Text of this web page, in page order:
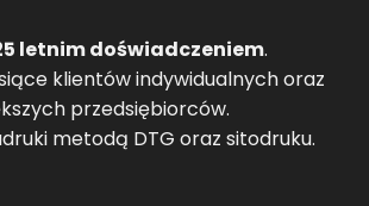
letnim doświadczeniem.
klientów indywidualnych oraz
przedsiębiorców.
metodą DTG oraz sitodruku.